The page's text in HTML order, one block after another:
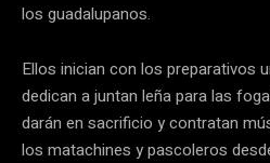
los guadalupanos.
Ellos inician con los preparativos
dedican a juntan leña para las
darán en sacrificio y contratan
los matachines y pascoleros